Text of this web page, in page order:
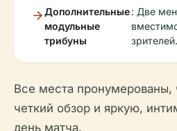
Дополнительные
модульные
трибуны
: Две
зрителей.
Все места пронумерованы,
четкий обзор и яркую,
день матча.